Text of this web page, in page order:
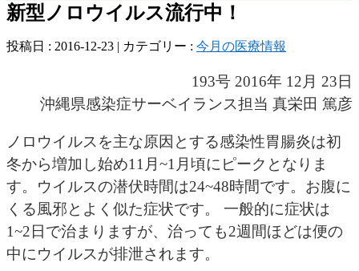
新型ノロウイルス流行中！
投稿日 : 2016-12-23 | カテゴリー : 今月の医療情報
193号 2016年 12月 23日
沖縄県感染症サーベイランス担当 真栄田 篤彦
ノロウイルスを主な原因とする感染性胃腸炎は初
冬から増加し始め11月~1月頃にピークとなりま
す。ウイルスの潜伏時間は24~48時間です。お腹に
くる風邪とよく似た症状です。 一般的に症状は
1~2日で治まりますが、治っても2週間ほどは便の
中にウイルスが排泄されます。